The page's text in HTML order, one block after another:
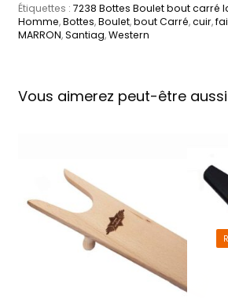
Étiquettes : 7238 Bottes Boulet bout carré
Homme,Bottes,Boulet,bout Carré,cuir,
MARRON,Santiag,Western
Vous aimerez peut-être